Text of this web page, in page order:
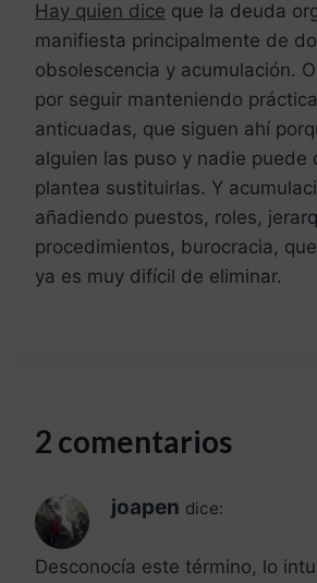
Hay quien dice que la deuda
manifiesta principalmente de
obsolescencia y acumulación.
por seguir manteniendo
anticuadas, que siguen ahí
alguien las puso y nadie puede
plantea sustituirlas. Y
añadiendo puestos, roles,
procedimientos, burocracia,
ya es muy difícil de eliminar.
2 comentarios
joapen dice:
Desconocía este término, lo